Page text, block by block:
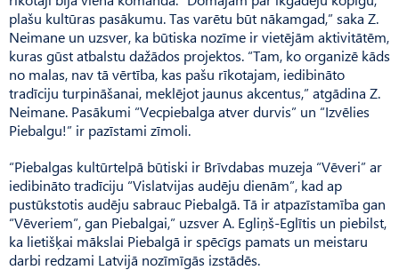
plašu kultūras pasākumu. Tas varētu būt nākamgad,” saka Z.
Neimane un uz­sver, ka būtiska nozīme ir vietējām aktivitātēm,
kuras gūst atbalstu dažādos projektos. “Tam, ko organizē kāds
no malas, nav tā vērtība, kas pašu rīkotajam, iedibināto
tradīciju turpināšanai, meklējot jaunus akcentus,” atgādina Z.
Neimane. Pasākumi “Vec­piebal­ga atver durvis” un “Izvēlies
Piebalgu!” ir pazīstami zīmoli.
“Piebalgas kultūrtelpā būtiski ir Brīvdabas muzeja “Vēveri” ar
iedibināto tradīciju “Vislat­vijas audēju dienām”, kad ap
pustūkstotis audēju sabrauc Piebalgā. Tā ir atpazīstamība gan
“Vēveriem”, gan Piebal­gai,” uzsver A. Egliņš-Eglītis un piebilst,
ka lietišķai mākslai Piebalgā ir spēcīgs pamats un meistaru
darbi redzami Latvijā nozīmīgās izstādēs.